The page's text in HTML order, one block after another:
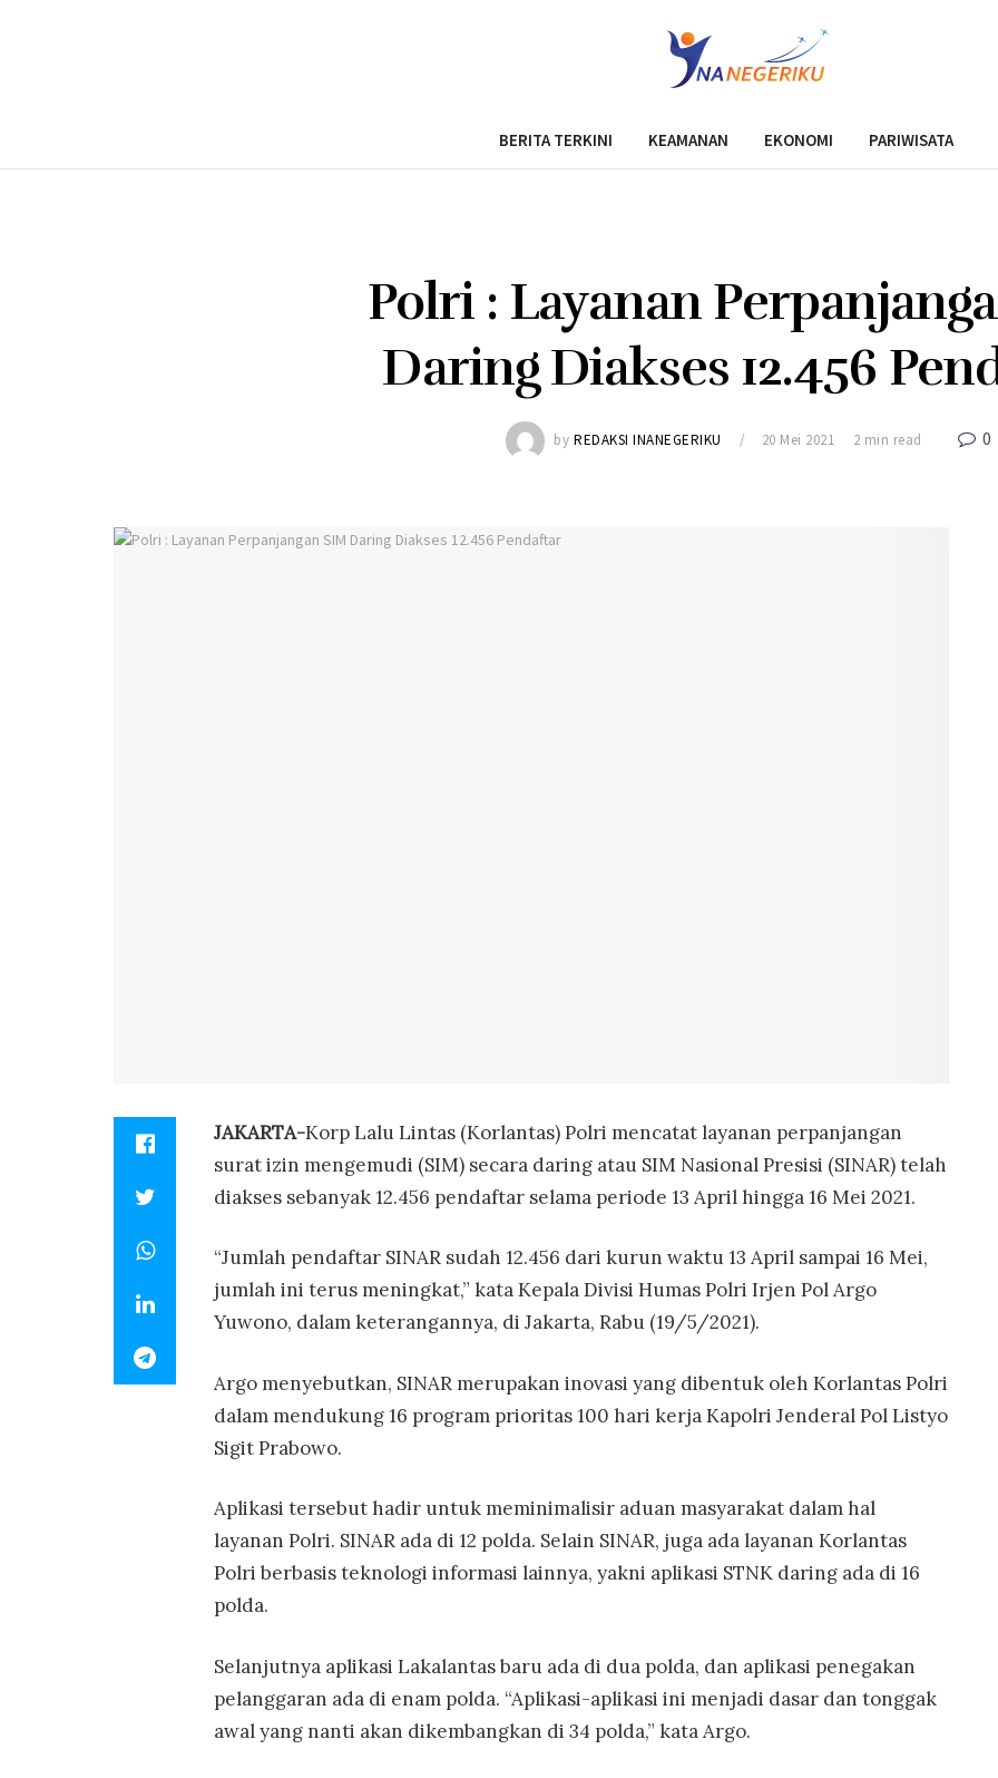
BERITA TERKINI KEAMANAN EKONOMI PARIWISATA
Polri : Layanan
Daring Diakses 12.456
by REDAKSI INANEGERIKU 20 Mei 2021 2 min read 0
JAKARTA-Korp Lalu Lintas (Korlantas) Polri mencatat layanan perpanjangan
surat izin mengemudi (SIM) secara daring atau SIM Nasional Presisi (SINAR) telah
diakses sebanyak 12.456 pendaftar selama periode 13 April hingga 16 Mei 2021.
“Jumlah pendaftar SINAR sudah 12.456 dari kurun waktu 13 April sampai 16 Mei,
jumlah ini terus meningkat,” kata Kepala Divisi Humas Polri Irjen Pol Argo
Yuwono, dalam keterangannya, di Jakarta, Rabu (19/5/2021).
Argo menyebutkan, SINAR merupakan inovasi yang dibentuk oleh Korlantas Polri
dalam mendukung 16 program prioritas 100 hari kerja Kapolri Jenderal Pol Listyo
Sigit Prabowo.
Aplikasi tersebut hadir untuk meminimalisir aduan masyarakat dalam hal
layanan Polri. SINAR ada di 12 polda. Selain SINAR, juga ada layanan Korlantas
Polri berbasis teknologi informasi lainnya, yakni aplikasi STNK daring ada di 16
polda.
Selanjutnya aplikasi Lakalantas baru ada di dua polda, dan aplikasi penegakan
pelanggaran ada di enam polda. “Aplikasi-aplikasi ini menjadi dasar dan tonggak
awal yang nanti akan dikembangkan di 34 polda,” kata Argo.